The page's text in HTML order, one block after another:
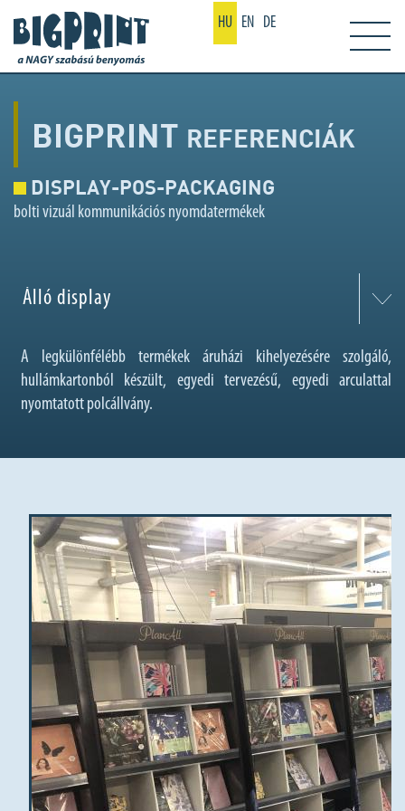
HU EN DE
BIGPRINT REFERENCIÁK
DISPLAY-POS-PACKAGING
bolti vizuál kommunikációs nyomdatermékek
Álló display
A legkülönfélébb termékek áruházi kihelyezésére szolgáló,
hullámkartonból készült, egyedi tervezésű, egyedi arculattal
nyomtatott polcállvány.